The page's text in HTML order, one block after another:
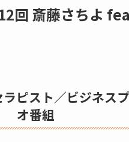
回 斎藤さちよ
ピスト／ビジネス
オ番組